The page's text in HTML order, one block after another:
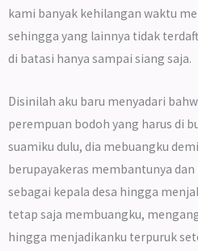
kami banyak kehilangan waktu
sehingga yang lainnya tidak
di batasi hanya sampai siang saja.
Disinilah aku baru menyadari
perempuan bodoh yang harus di
suamiku dulu, dia mebuangku
berupayakeras membantunya
sebagai kepala desa hingga
tetap saja membuangku,
hingga menjadikanku terpuruk